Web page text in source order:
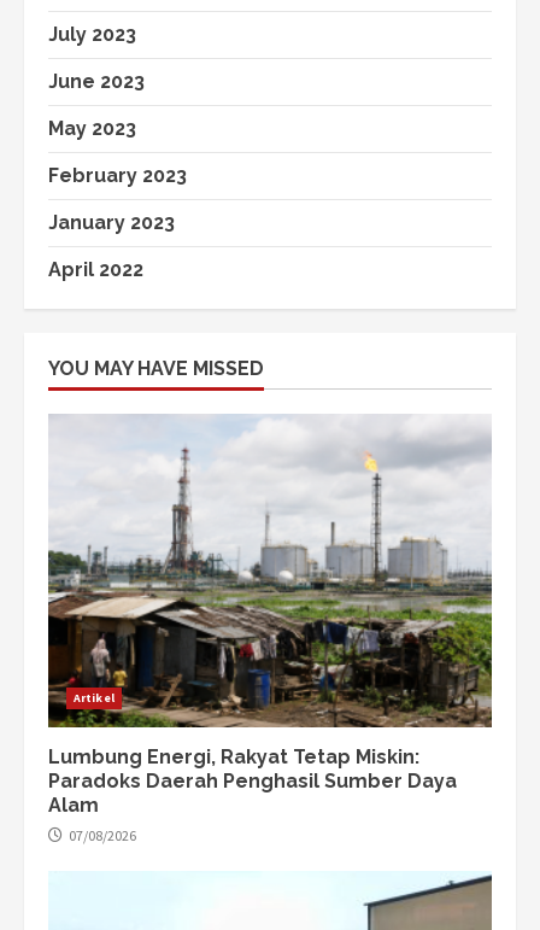
July 2023
June 2023
May 2023
February 2023
January 2023
April 2022
YOU MAY HAVE MISSED
Artikel
Lumbung Energi, Rakyat Tetap Miskin:
Paradoks Daerah Penghasil Sumber Daya
Alam
07/08/2026